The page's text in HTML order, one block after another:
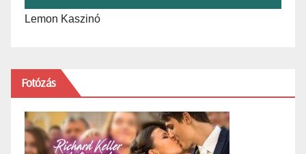
Lemon Kaszinó
Fotózás